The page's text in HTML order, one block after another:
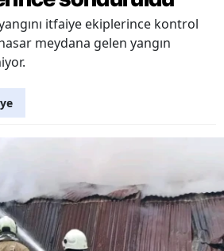
itfaiye ekiplerince kontrol
meydana gelen yangın